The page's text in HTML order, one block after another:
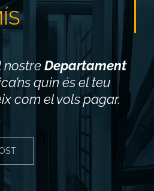
nostre Departament
quin és el teu
com el vols pagar.